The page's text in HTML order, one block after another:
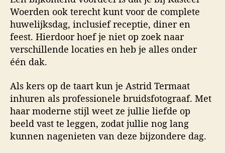
Woerden ook terecht kunt voor de complete
huwelijksdag, inclusief receptie, diner en
feest. Hierdoor hoef je niet op zoek naar
verschillende locaties en heb je alles onder
één dak.
Als kers op de taart kun je Astrid Termaat
inhuren als professionele bruidsfotograaf. Met
haar moderne stijl weet ze jullie liefde op
beeld vast te leggen, zodat jullie nog lang
kunnen nagenieten van deze bijzondere dag.